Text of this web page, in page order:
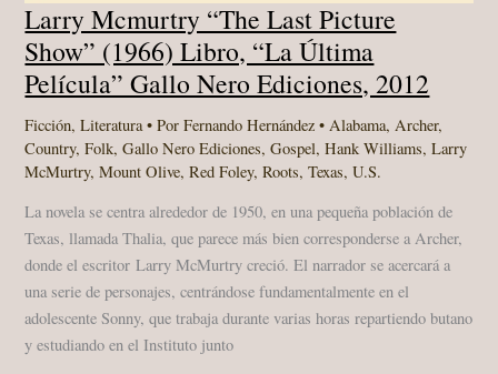
Larry Mcmurtry “The Last Picture
Show” (1966) Libro, “La Última
Película” Gallo Nero Ediciones, 2012
Ficción,Literatura• PorFernando Hernández•Alabama,Archer,
Country,Folk,Gallo Nero Ediciones,Gospel,Hank Williams,Larry
McMurtry,Mount Olive,Red Foley,Roots,Texas,U.S.
La novela se centra alrededor de 1950, en una pequeña población de
Texas, llamada Thalia, que parece más bien corresponderse a Archer,
donde el escritor Larry McMurtry creció. El narrador se acercará a
una serie de personajes, centrándose fundamentalmente en el
adolescente Sonny, que trabaja durante varias horas repartiendo butano
y estudiando en el Instituto junto